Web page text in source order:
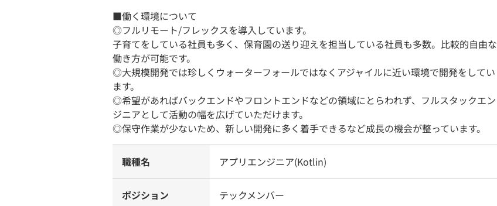
■働く環境について
◎フルリモート/フレックスを導入しています。
子育てをしている社員も多く、保育園の送り迎えを担当している社員も多数。比較的自由な
働き方が可能です。
◎大規模開発では珍しくウォーターフォールではなくアジャイルに近い環境で開発をしてい
ます。
◎希望があればバックエンドやフロントエンドなどの領域にとらわれず、フルスタックエン
ジニアとして活動の幅を広げていただけます。
◎保守作業が少ないため、新しい開発に多く着手できるなど成長の機会が整っています。
職種名 アプリエンジニア(Kotlin)
ポジション テックメンバー